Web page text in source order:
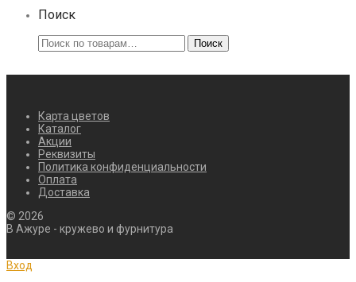
Поиск
Искать: Поиск
Карта цветов
Каталог
Акции
Реквизиты
Политика конфиденциальности
Оплата
Доставка
© 2026
В Ажуре - кружево и фурнитура
Вход